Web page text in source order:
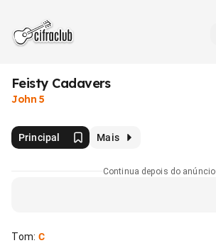
Feisty Cadavers
John 5
Principal Mais
Continua depois do anúncio
Tom: C